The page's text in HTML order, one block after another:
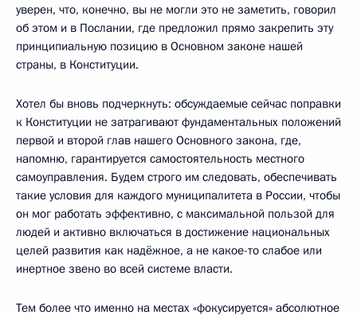
уверен, что, конечно, вы не могли это не заметить, говорил
об этом и в Послании, где предложил прямо закрепить эту
принципиальную позицию в Основном законе нашей
страны, в Конституции.
Хотел бы вновь подчеркнуть: обсуждаемые сейчас поправки
к Конституции не затрагивают фундаментальных положений
первой и второй глав нашего Основного закона, где,
напомню, гарантируется самостоятельность местного
самоуправления. Будем строго им следовать, обеспечивать
такие условия для каждого муниципалитета в России, чтобы
он мог работать эффективно, с максимальной пользой для
людей и активно включаться в достижение национальных
целей развития как надёжное, а не какое-то слабое или
инертное звено во всей системе власти.
Тем более что именно на местах «фокусируется» абсолютное